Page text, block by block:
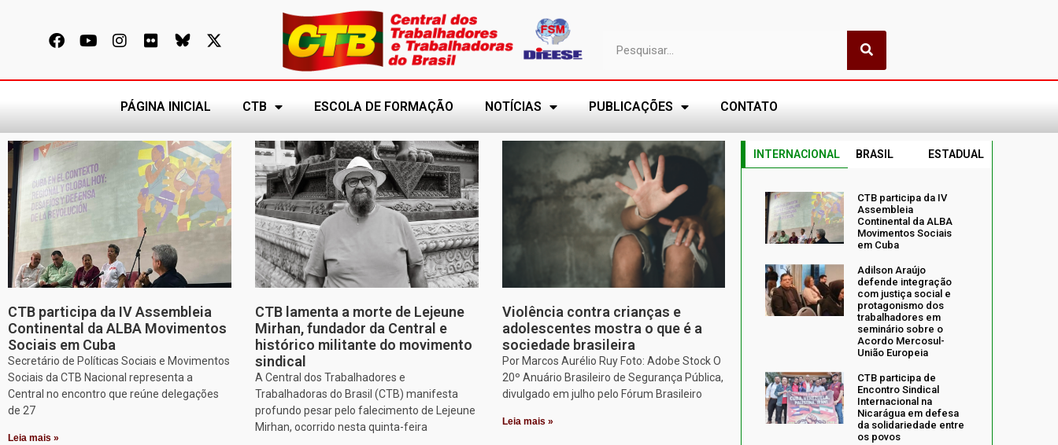
PÁGINA INICIAL CTB ESCOLA DE FORMAÇÃO NOTÍCIAS PUBLICAÇÕES CONTATO
CTB participa da IV Assembleia
Continental da ALBA Movimentos
Sociais em Cuba
Secretário de Políticas Sociais e Movimentos
Sociais da CTB Nacional representa a
Central no encontro que reúne delegações
de 27
Leia mais »
CTB lamenta a morte de Lejeune
Mirhan, fundador da Central e
histórico militante do movimento
sindical
A Central dos Trabalhadores e
Trabalhadoras do Brasil (CTB) manifesta
profundo pesar pelo falecimento de Lejeune
Mirhan, ocorrido nesta quinta-feira
Violência contra crianças e
adolescentes mostra o que é a
sociedade brasileira
Por Marcos Aurélio Ruy Foto: Adobe Stock O
20º Anuário Brasileiro de Segurança Pública,
divulgado em julho pelo Fórum Brasileiro
Leia mais »
INTERNACIONAL BRASIL ESTADUAL
CTB participa da IV
Assembleia
Continental da ALBA
Movimentos Sociais
em Cuba
Adilson Araújo
defende integração
com justiça social e
protagonismo dos
trabalhadores em
seminário sobre o
Acordo Mercosul-
União Europeia
CTB participa de
Encontro Sindical
Internacional na
Nicarágua em defesa
da solidariedade entre
os povos